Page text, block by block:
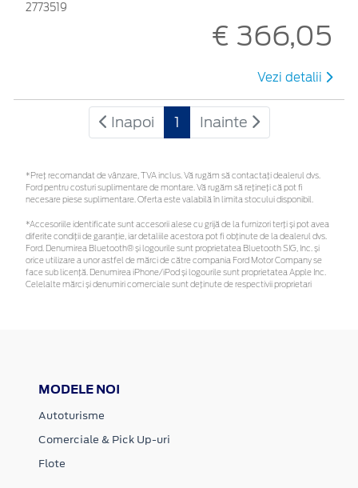
2773519
€ 366,05
Vezi detalii
Inapoi 1 Inainte
*Preţ recomandat de vânzare, TVA inclus. Vă rugăm să contactaţi dealerul dvs.
Ford pentru costuri suplimentare de montare. Vă rugăm să rețineți că pot fi
necesare piese suplimentare. Oferta este valabilă în limita stocului disponibil.
*Accesoriile identificate sunt accesorii alese cu grijă de la furnizori terți și pot avea
diferite condiții de garanție, iar detaliile acestora pot fi obținute de la dealerul dvs.
Ford. Denumirea Bluetooth® și logourile sunt proprietatea Bluetooth SIG, Inc. și
orice utilizare a unor astfel de mărci de către compania Ford Motor Company se
face sub licență. Denumirea iPhone/iPod și logourile sunt proprietatea Apple Inc.
Celelalte mărci și denumiri comerciale sunt deținute de respectivii proprietari
MODELE NOI
Autoturisme
Comerciale & Pick Up-uri
Flote